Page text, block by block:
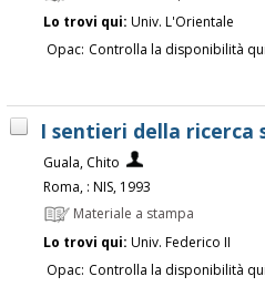
Lo trovi qui: Univ. L'Orientale
Opac: Controlla la disponibilità
I sentieri della ricerca
Guala, Chito
Roma, : NIS, 1993
Materiale a stampa
Lo trovi qui: Univ. Federico II
Opac: Controlla la disponibilità